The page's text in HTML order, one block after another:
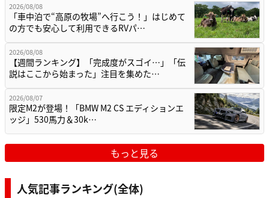
2026/08/08
「車中泊で“高原の牧場”へ行こう！」はじめて
の方でも安心して利用できるRVパ…
2026/08/08
【週間ランキング】「完成度がスゴイ…」「伝
説はここから始まった」注目を集めた…
2026/08/07
限定M2が登場！「BMW M2 CS エディションエ
ッジ」530馬力＆30k…
もっと見る
人気記事ランキング(全体)